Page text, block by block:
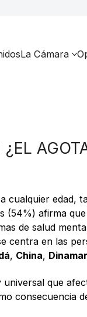
La Cámara
cualquier edad,
(54%) afirma
de salud
centra en las
, China,
que
consecuencia